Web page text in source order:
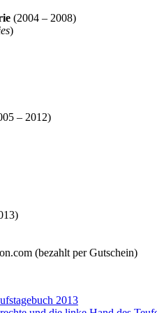
(2004 – 2008)
)
– 2012)
(bezahlt per Gutschein)
2013